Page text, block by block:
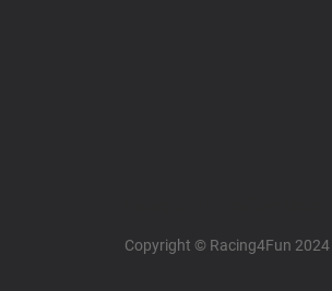
Copyright © Racing4Fun 2024